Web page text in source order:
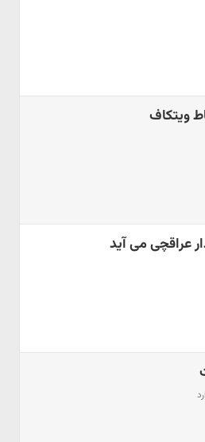
ویتکاف
عراقچی می آید